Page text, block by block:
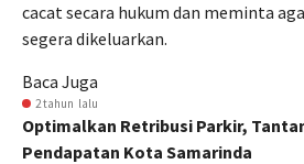
cacat secara hukum dan meminta
segera dikeluarkan.
Baca Juga
2 tahun lalu
Optimalkan Retribusi Parkir,
Pendapatan Kota Samarinda